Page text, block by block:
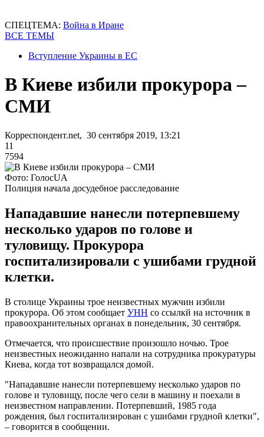
СПЕЦТЕМА: Война в Иране
ВСЕ ТЕМЫ
Вступление Украины в ЕС
В Киеве избили прокурора –
СМИ
Корреспондент.net, 30 сентября 2019, 13:21
11
7594
Фото: ГолосUA
Полиция начала досудебное расследование
Нападавшие нанесли потерпевшему
несколько ударов по голове и
туловищу. Прокурора
госпитализировали с ушибами грудной
клетки.
В столице Украины трое неизвестных мужчин избили
прокурора. Об этом сообщает УНН со ссылкй на источник в
правоохранительных органах в понедельник, 30 сентября.
Отмечается, что происшествие произошло ночью. Трое
неизвестных неожиданно напали на сотрудника прокуратуры
Киева, когда тот возвращался домой.
"Нападавшие нанесли потерпевшему несколько ударов по
голове и туловищу, после чего сели в машину и поехали в
неизвестном направлении. Потерпевший, 1985 года
рождения, был госпитализирован с ушибами грудной клетки",
– говорится в сообщении.